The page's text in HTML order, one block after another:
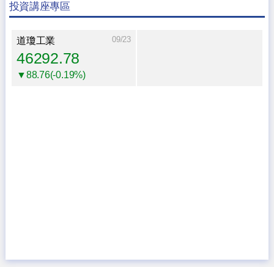
投資講座專區
道瓊工業 09/23
46292.78
▼88.76(-0.19%)